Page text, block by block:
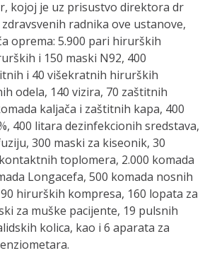
kojoj je uz prisustvo direktora dr
radnika ove ustanove,
oprema: 5.900 pari hirurških
i 150 maski N92, 400
i 40 višekratnih hirurških
odela, 140 vizira, 70 zaštitnih
kaljača i zaštitnih kapa, 400
400 litara dezinfekcionih sredstava,
300 maski za kiseonik, 30
toplomera, 2.000 komada
Longacefa, 500 komada nosnih
hirurških kompresa, 160 lopata za
za muške pacijente, 19 pulsnih
kolica, kao i 6 aparata za